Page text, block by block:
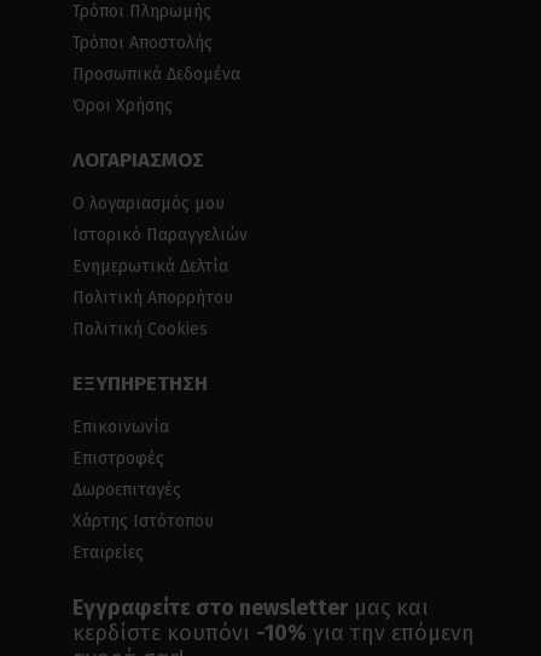
Τρόποι Πληρωμής
Τρόποι Αποστολής
Προσωπικά Δεδομένα
Όροι Χρήσης
ΛΟΓΑΡΙΑΣΜΟΣ
Ο λογαριασμός μου
Ιστορικό Παραγγελιών
Ενημερωτικά Δελτία
Πολιτική Απορρήτου
Πολιτική Cookies
ΕΞΥΠΗΡΕΤΗΣΗ
Επικοινωνία
Επιστροφές
Δωροεπιταγές
Χάρτης Ιστότοπου
Εταιρείες
Εγγραφείτε στο newsletter μας και
κερδίστε κουπόνι -10% για την επόμενη